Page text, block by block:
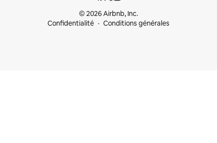
© 2026 Airbnb, Inc.
Confidentialité
Conditions générales